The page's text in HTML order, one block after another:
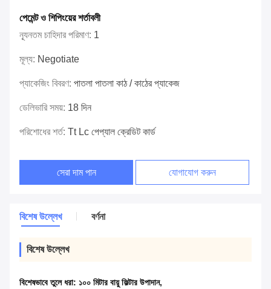
পেমেন্ট ও শিপিংয়ের শর্তাবলী
ন্যূনতম চাহিদার পরিমাণ: 1
মূল্য: Negotiate
প্যাকেজিং বিবরণ: পাতলা পাতলা কাঠ / কাঠের প্যাকেজ
ডেলিভারি সময়: 18 দিন
পরিশোধের শর্ত: Tt Lc পেপ্যাল ​​ক্রেডিট কার্ড
সেরা দাম পান যোগাযোগ করুন
বিশেষ উল্লেখ বর্ণনা
বিশেষ উল্লেখ
বিশেষভাবে তুলে ধরা: ১০০ মিটার বায়ু ফিল্টার উপাদান,